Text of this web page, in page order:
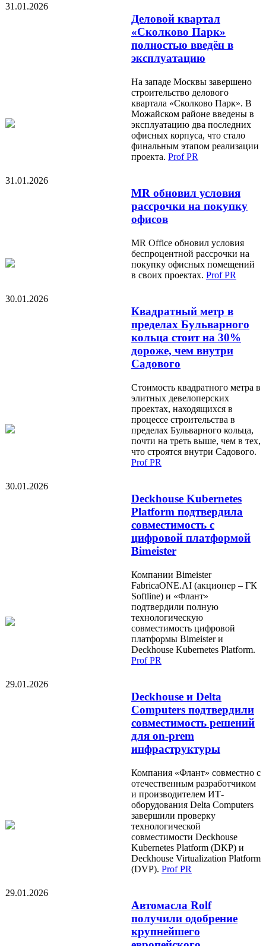
31.01.2026
Деловой квартал
«Сколково Парк»
полностью введён в
эксплуатацию
На западе Москвы завершено
строительство делового
квартала «Сколково Парк». В
Можайском районе введены в
эксплуатацию два последних
офисных корпуса, что стало
финальным этапом реализации
проекта. Prof PR
31.01.2026
MR обновил условия
рассрочки на покупку
офисов
MR Office обновил условия
беспроцентной рассрочки на
покупку офисных помещений
в своих проектах. Prof PR
30.01.2026
Квадратный метр в
пределах Бульварного
кольца стоит на 30%
дороже, чем внутри
Садового
Стоимость квадратного метра в
элитных девелоперских
проектах, находящихся в
процессе строительства в
пределах Бульварного кольца,
почти на треть выше, чем в тех,
что строятся внутри Садового.
Prof PR
30.01.2026
Deckhouse Kubernetes
Platform подтвердила
совместимость с
цифровой платформой
Bimeister
Компании Bimeister
FabricaONE.AI (акционер – ГК
Softline) и «Флант»
подтвердили полную
технологическую
совместимость цифровой
платформы Bimeister и
Deckhouse Kubernetes Platform.
Prof PR
29.01.2026
Deckhouse и Delta
Computers подтвердили
совместимость решений
для on-prem
инфраструктуры
Компания «Флант» совместно с
отечественным разработчиком
и производителем ИТ-
оборудования Delta Computers
завершили проверку
технологической
совместимости Deckhouse
Kubernetes Platform (DKP) и
Deckhouse Virtualization Platform
(DVP). Prof PR
29.01.2026
Автомасла Rolf
получили одобрение
крупнейшего